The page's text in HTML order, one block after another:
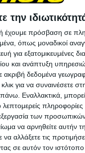
την
ή έχουμε πρόσβαση σε
όπως μοναδικοί
εξατομικευμένες
και ανάπτυξη
δεδομένα
για να συναινέσετε
Εναλλακτικά,
πληροφορίες
των
να αρνηθείτε αυτήν
αλλάξετε τις
σε αυτόν τον ιστότοπο